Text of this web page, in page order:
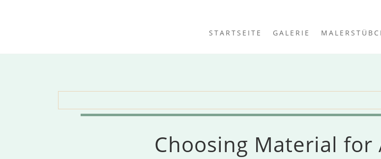
STARTSEITE GALERIE
Choosing Material for